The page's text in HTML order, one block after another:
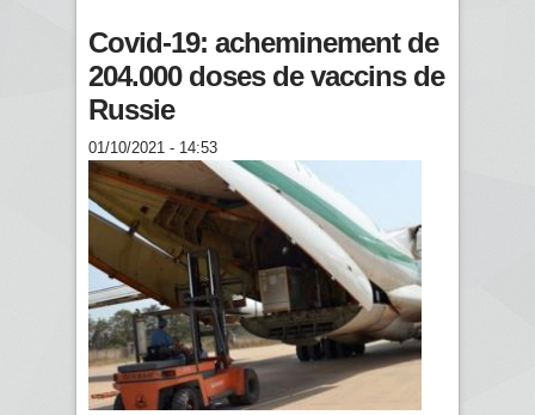
Covid-19: acheminement de
204.000 doses de vaccins de
Russie
01/10/2021 - 14:53